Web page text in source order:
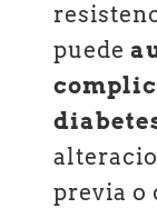
puede
previa o